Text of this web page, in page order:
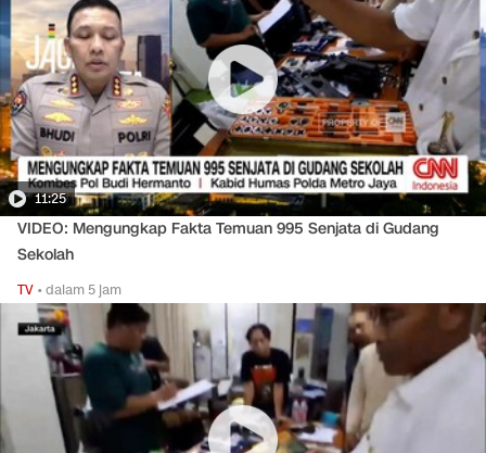
11:25
VIDEO: Mengungkap Fakta Temuan 995 Senjata di Gudang
Sekolah
TV •dalam 5 jam